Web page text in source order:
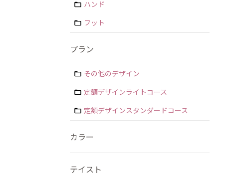
ハンド
フット
プラン
その他のデザイン
定額デザインライトコース
定額デザインスタンダードコース
カラー
テイスト